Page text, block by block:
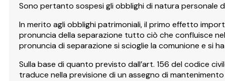
Sono pertanto sospesi gli obblighi di natura personale
In merito agli obblighi patrimoniali, il primo effetto
pronuncia della separazione tutto ciò che confluisce
pronuncia di separazione si scioglie la comunione e si
Sulla base di quanto previsto dall’art. 156 del codice
traduce nella previsione di un assegno di